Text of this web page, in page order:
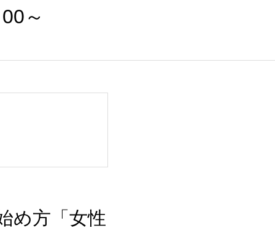
～
め方「女性